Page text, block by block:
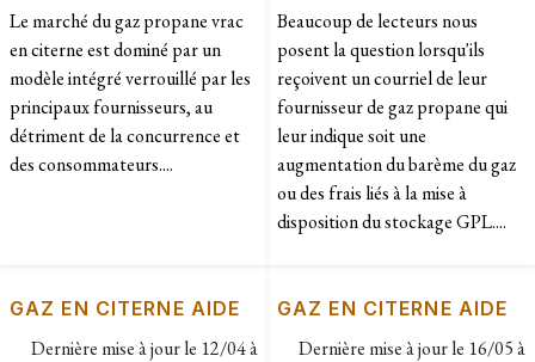
Le marché du gaz propane vrac
en citerne est dominé par un
modèle intégré verrouillé par les
principaux fournisseurs, au
détriment de la concurrence et
des consommateurs....
Beaucoup de lecteurs nous
posent la question lorsqu'ils
reçoivent un courriel de leur
fournisseur de gaz propane qui
leur indique soit une
augmentation du barème du gaz
ou des frais liés à la mise à
disposition du stockage GPL....
GAZ EN CITERNE AIDE
Dernière mise à jour le 12/04 à
GAZ EN CITERNE AIDE
Dernière mise à jour le 16/05 à